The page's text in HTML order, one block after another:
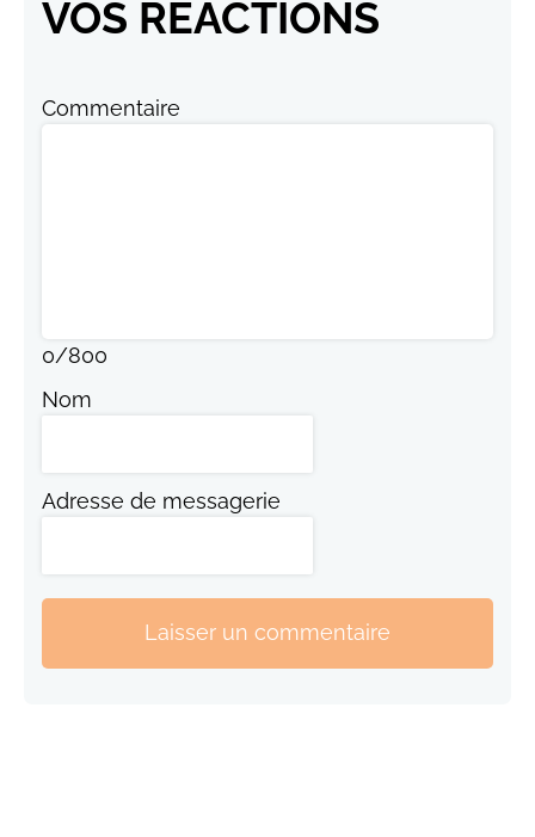
VOS RÉACTIONS
Commentaire
0/800
Nom
Adresse de messagerie
Laisser un commentaire